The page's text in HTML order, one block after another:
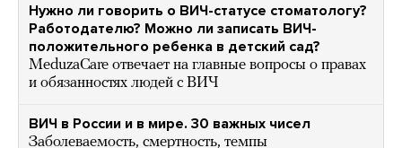
Нужно ли говорить о ВИЧ-статусе стоматологу?
Работодателю? Можно ли записать ВИЧ-
положительного ребенка в детский сад?
MeduzaCare отвечает на главные вопросы о правах
и обязанностях людей с ВИЧ
ВИЧ в России и в мире. 30 важных чисел
Заболеваемость, смертность, темпы